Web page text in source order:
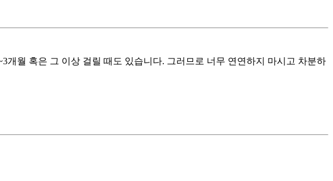
월 혹은 그 이상 걸릴 때도 있습니다. 그러므로 너무 연연하지 마시고 차분하